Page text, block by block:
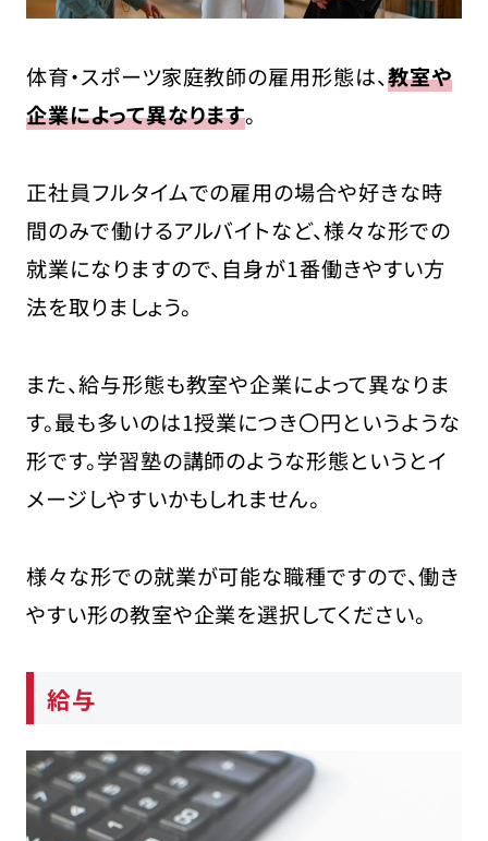
体育・スポーツ家庭教師の雇用形態は、教室や
企業によって異なります。
正社員フルタイムでの雇用の場合や好きな時
間のみで働けるアルバイトなど、様々な形での
就業になりますので、自身が1番働きやすい方
法を取りましょう。
また、給与形態も教室や企業によって異なりま
す。最も多いのは1授業につき〇円というような
形です。学習塾の講師のような形態というとイ
メージしやすいかもしれません。
様々な形での就業が可能な職種ですので、働き
やすい形の教室や企業を選択してください。
給与